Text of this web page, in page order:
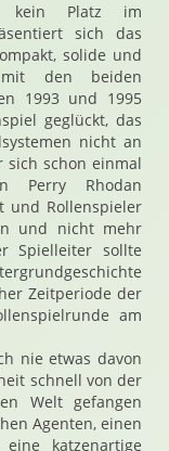
kein Platz im
sich das
solide und
den beiden
1993 und 1995
geglückt, das
nicht an
sich schon einmal
Perry Rhodan
und Rollenspieler
und nicht mehr
Spielleiter sollte
Zeitperiode der
am
nie etwas davon
schnell von der
Welt gefangen
Agenten, einen
katzenartige